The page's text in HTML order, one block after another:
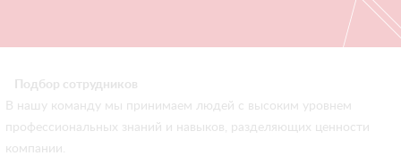
Подбор сотрудников
В нашу команду мы принимаем людей с высоким уровнем
профессиональных знаний и навыков, разделяющих ценности
компании.